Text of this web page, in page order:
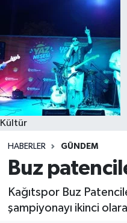
Kültür
HABERLER GÜNDEM
Buz
Kağıtspor Buz
şampiyonayı ikinci